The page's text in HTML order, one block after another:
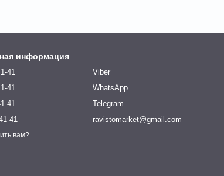
декоративными вставками;
информация
41
41
41
41
вам?
Viber
WhatsApp
Telegram
ravistomarket@gmail.com